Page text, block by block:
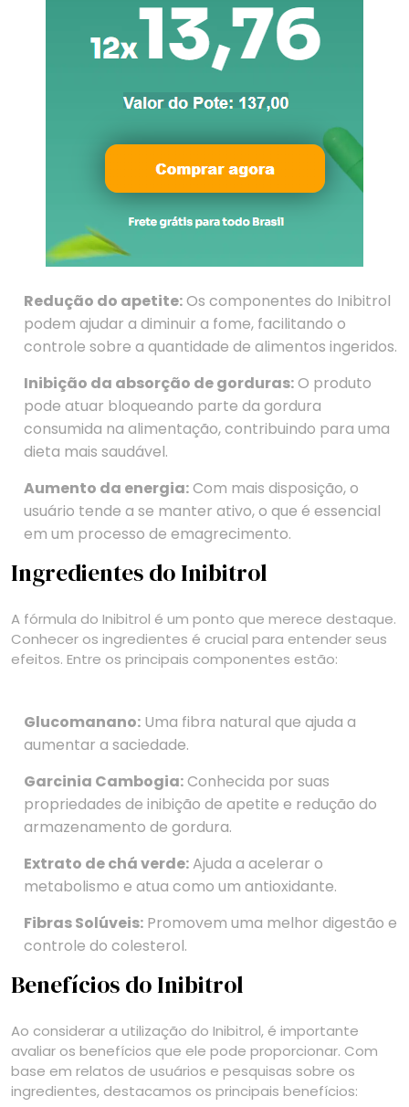
Redução do apetite:Os componentes do Inibitrol
podem ajudar a diminuir a fome, facilitando o
controle sobre a quantidade de alimentos ingeridos.
Inibição da absorção de gorduras:O produto
pode atuar bloqueando parte da gordura
consumida na alimentação, contribuindo para uma
dieta mais saudável.
Aumento da energia:Com mais disposição, o
usuário tende a se manter ativo, o que é essencial
em um processo de emagrecimento.
Ingredientes do Inibitrol
A fórmula do Inibitrol é um ponto que merece destaque.
Conhecer os ingredientes é crucial para entender seus
efeitos. Entre os principais componentes estão:
Glucomanano: Uma fibra natural que ajuda a
aumentar a saciedade.
Garcinia Cambogia:Conhecida por suas
propriedades de inibição de apetite e redução do
armazenamento de gordura.
Extrato de chá verde:Ajuda a acelerar o
metabolismo e atua como um antioxidante.
Fibras Solúveis: Promovem uma melhor digestão e
controle do colesterol.
Benefícios do Inibitrol
Ao considerar a utilização do Inibitrol, é importante
avaliar os benefícios que ele pode proporcionar. Com
base em relatos de usuários e pesquisas sobre os
ingredientes, destacamos os principais benefícios: